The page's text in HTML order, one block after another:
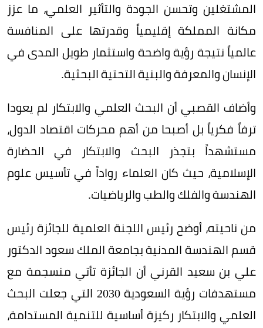
المشتغلين وتحسن الجودة والتأثير العلمي، ما عزز
مكانة المملكة إقليمياً وقدرتها على المنافسة
عالمياً نتيجة رؤية واضحة واستثمار طويل المدى في
الإنسان والمعرفة والبنية التحتية البحثية.
وأضاف القصبي أن البحث العلمي والابتكار لم يعودا
ترفاً فكرياً بل أصبحا من أهم محركات اقتصاد الدول،
مستشهداً بتجذر البحث والابتكار في الحضارة
الإسلامية، حيث كان العلماء رواداً في تأسيس علوم
الهندسة والفلك والطب والرياضيات.
من ناحيته، أوضح رئيس اللجنة العلمية للجائزة رئيس
قسم الهندسة المدنية بجامعة الملك سعود الدكتور
علي بن سعيد القرني أن الجائزة تأتي منسجمة مع
مستهدفات رؤية السعودية 2030 التي جعلت البحث
العلمي والابتكار ركيزة أساسية للتنمية المستدامة،